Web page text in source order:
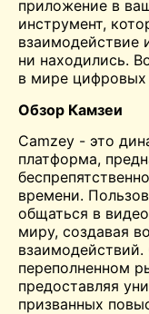
приложение в
инструмент,
взаимодействие
ни находились.
в мире
Обзор Камзеи
Camzey - это
платформа,
времени.
общаться в
миру, создавая
взаимодействий.
переполненном
предоставляя
призванных